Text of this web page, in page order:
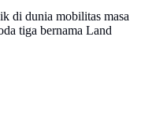
di dunia mobilitas masa
tiga bernama Land